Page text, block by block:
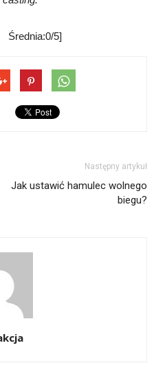
Średnia:0/5]
Następny artykuł
Jak ustawić hamulec wolnego
biegu?